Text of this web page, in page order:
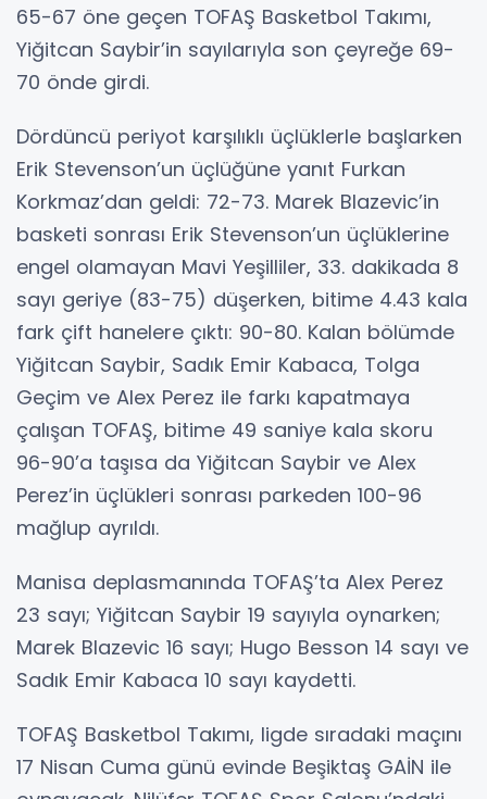
65-67 öne geçen TOFAŞ Basketbol Takımı,
Yiğitcan Saybir’in sayılarıyla son çeyreğe 69-
70 önde girdi.
Dördüncü periyot karşılıklı üçlüklerle başlarken
Erik Stevenson’un üçlüğüne yanıt Furkan
Korkmaz’dan geldi: 72-73. Marek Blazevic’in
basketi sonrası Erik Stevenson’un üçlüklerine
engel olamayan Mavi Yeşilliler, 33. dakikada 8
sayı geriye (83-75) düşerken, bitime 4.43 kala
fark çift hanelere çıktı: 90-80. Kalan bölümde
Yiğitcan Saybir, Sadık Emir Kabaca, Tolga
Geçim ve Alex Perez ile farkı kapatmaya
çalışan TOFAŞ, bitime 49 saniye kala skoru
96-90’a taşısa da Yiğitcan Saybir ve Alex
Perez’in üçlükleri sonrası parkeden 100-96
mağlup ayrıldı.
Manisa deplasmanında TOFAŞ’ta Alex Perez
23 sayı; Yiğitcan Saybir 19 sayıyla oynarken;
Marek Blazevic 16 sayı; Hugo Besson 14 sayı ve
Sadık Emir Kabaca 10 sayı kaydetti.
TOFAŞ Basketbol Takımı, ligde sıradaki maçını
17 Nisan Cuma günü evinde Beşiktaş GAİN ile